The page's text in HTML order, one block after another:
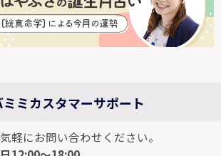
ミミカスタマーサポート
軽にお問い合わせください。